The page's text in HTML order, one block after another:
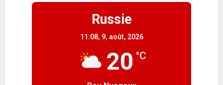
Russie
11:08, 9, août, 2026
20 °C